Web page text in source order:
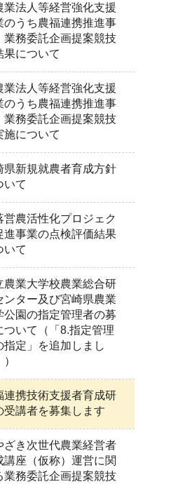
業法人等経営強化支援
のうち農福連携推進事
業務委託企画提案競技
果について
業法人等経営強化支援
のうち農福連携推進事
業務委託企画提案競技
施について
県新規就農者育成方針
いて
営農活性化プロジェク
進事業の点検評価結果
いて
農業大学校農業総合研
ンター及び宮崎県農業
公園の指定管理者の募
ついて（「8.指定管理
指定」を追加しまし
連携技術支援者育成研
受講者を募集します
ざき次世代農業経営者
講座（仮称）運営に関
業務委託企画提案競技